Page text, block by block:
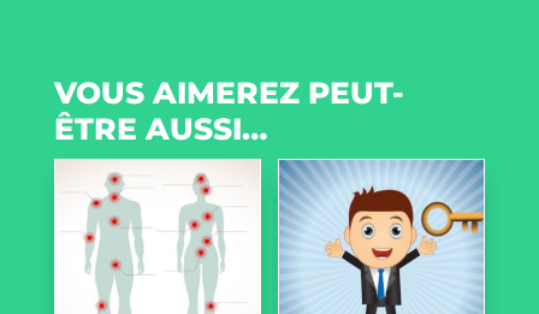
VOUS AIMEREZ PEUT-
ÊTRE AUSSI…